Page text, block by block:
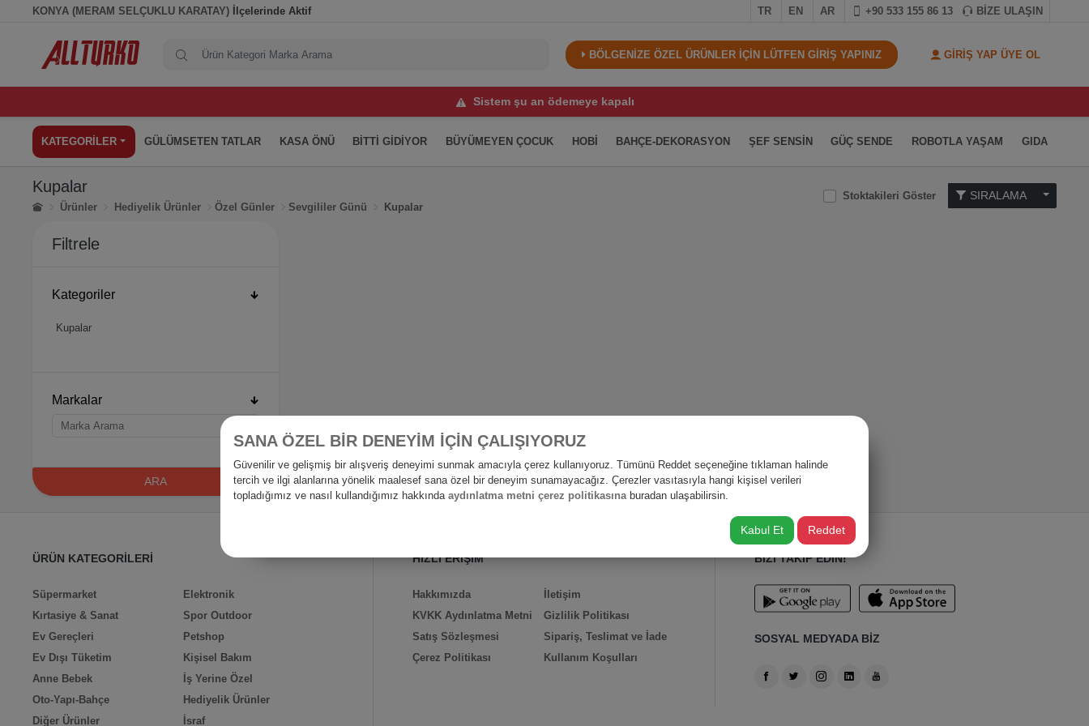
TR EN AR +90 533 155 86 13 BİZE ULAŞIN
KONYA (MERAM SELÇUKLU KARATAY) İlçelerinde Aktif
BÖLGENİZE ÖZEL ÜRÜNLER İÇİN LÜTFEN GİRİŞ YAPINIZ GİRİŞ YAP ÜYE OL
Sistem şu an ödemeye kapalı
KATEGORİLER GÜLÜMSETEN TATLAR KASA ÖNÜ BİTTİ GİDİYOR BÜYÜMEYEN ÇOCUK HOBİ BAHÇE-DEKORASYON ŞEF SENSİN GÜÇ SENDE ROBOTLA YAŞAM GIDA
Kupalar
Ürünler Hediyelik Ürünler Özel Günler Sevgililer Günü Kupalar
Stoktakileri Göster
Filtrele
Kategoriler
Kupalar
Markalar
ARA
ÜRÜN KATEGORİLERİ
Süpermarket
Elektronik
Kırtasiye & Sanat
Spor Outdoor
Ev Gereçleri
Petshop
Ev Dışı Tüketim
Kişisel Bakım
Anne Bebek
İş Yerine Özel
Oto-Yapı-Bahçe
Hediyelik Ürünler
Diğer Ürünler
İsraf
HIZLI ERİŞİM
Hakkımızda
KVKK Aydınlatma Metni
Satış Sözleşmesi
Çerez Politikası
İletişim
Gizlilik Politikası
Sipariş, Teslimat ve İade
Kullanım Koşulları
BİZİ TAKİP EDİN!
SOSYAL MEDYADA BİZ
SANA ÖZEL BİR DENEYİM İÇİN ÇALIŞIYORUZ
Güvenilir ve gelişmiş bir alışveriş deneyimi sunmak amacıyla çerez kullanıyoruz. Tümünü Reddet seçeneğine tıklaman halinde
tercih ve ilgi alanlarına yönelik maalesef sana özel bir deneyim sunamayacağız. Çerezler vasıtasıyla hangi kişisel verileri
topladığımız ve nasıl kullandığımız hakkında aydınlatma metni çerez politikasına buradan ulaşabilirsin.
Kabul Et Reddet